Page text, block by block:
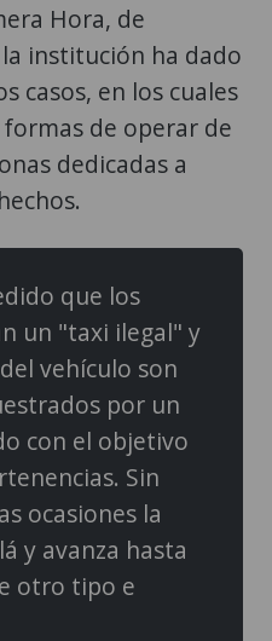
Hora, de
institución ha dado
casos, en los cuales
de operar de
dedicadas a
que los
un "taxi ilegal" y
vehículo son
por un
con el objetivo
Sin
ocasiones la
y avanza hasta
otro tipo e